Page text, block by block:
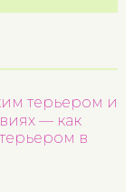
терьером и
— как
в